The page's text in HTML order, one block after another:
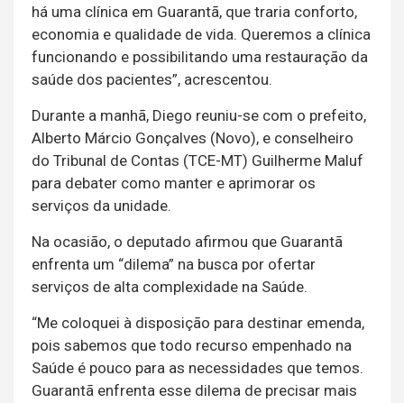
há uma clínica em Guarantã, que traria conforto,
economia e qualidade de vida. Queremos a clínica
funcionando e possibilitando uma restauração da
saúde dos pacientes”, acrescentou.
Durante a manhã, Diego reuniu-se com o prefeito,
Alberto Márcio Gonçalves (Novo), e conselheiro
do Tribunal de Contas (TCE-MT) Guilherme Maluf
para debater como manter e aprimorar os
serviços da unidade.
Na ocasião, o deputado afirmou que Guarantã
enfrenta um “dilema” na busca por ofertar
serviços de alta complexidade na Saúde.
“Me coloquei à disposição para destinar emenda,
pois sabemos que todo recurso empenhado na
Saúde é pouco para as necessidades que temos.
Guarantã enfrenta esse dilema de precisar mais